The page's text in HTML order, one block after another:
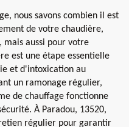
nous savons combien il est
de votre chaudière,
mais aussi pour votre
est une étape essentielle
et d'intoxication au
un ramonage régulier,
de chauffage fonctionne
À Paradou, 13520,
régulier pour garantir